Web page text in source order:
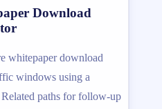
Download
whitepaper download
windows using a
paths for follow-up